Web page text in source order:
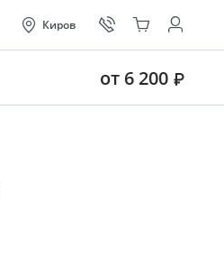
Киров
от 6 200